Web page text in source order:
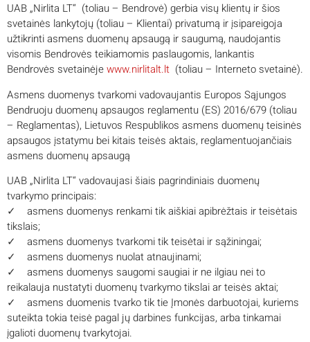
UAB „Nirlita LT“ (toliau – Bendrovė) gerbia visų klientų ir šios
svetainės lankytojų (toliau – Klientai) privatumą ir įsipareigoja
užtikrinti asmens duomenų apsaugą ir saugumą, naudojantis
visomis Bendrovės teikiamomis paslaugomis, lankantis
Bendrovės svetainėjewww.nirlitalt.lt (toliau – Interneto svetainė).
Asmens duomenys tvarkomi vadovaujantis Europos Sąjungos
Bendruoju duomenų apsaugos reglamentu (ES) 2016/679 (toliau
– Reglamentas), Lietuvos Respublikos asmens duomenų teisinės
apsaugos įstatymu bei kitais teisės aktais, reglamentuojančiais
asmens duomenų apsaugą
UAB „Nirlita LT“ vadovaujasi šiais pagrindiniais duomenų
tvarkymo principais:
✓
asmens duomenys renkami tik aiškiai apibrėžtais ir teisėtais
tikslais;
✓
asmens duomenys tvarkomi tik teisėtai ir sąžiningai;
✓
asmens duomenys nuolat atnaujinami;
✓
asmens duomenys saugomi saugiai ir ne ilgiau nei to
reikalauja nustatyti duomenų tvarkymo tikslai ar teisės aktai;
✓
asmens duomenis tvarko tik tie Įmonės darbuotojai, kuriems
suteikta tokia teisė pagal jų darbines funkcijas, arba tinkamai
įgalioti duomenų tvarkytojai.